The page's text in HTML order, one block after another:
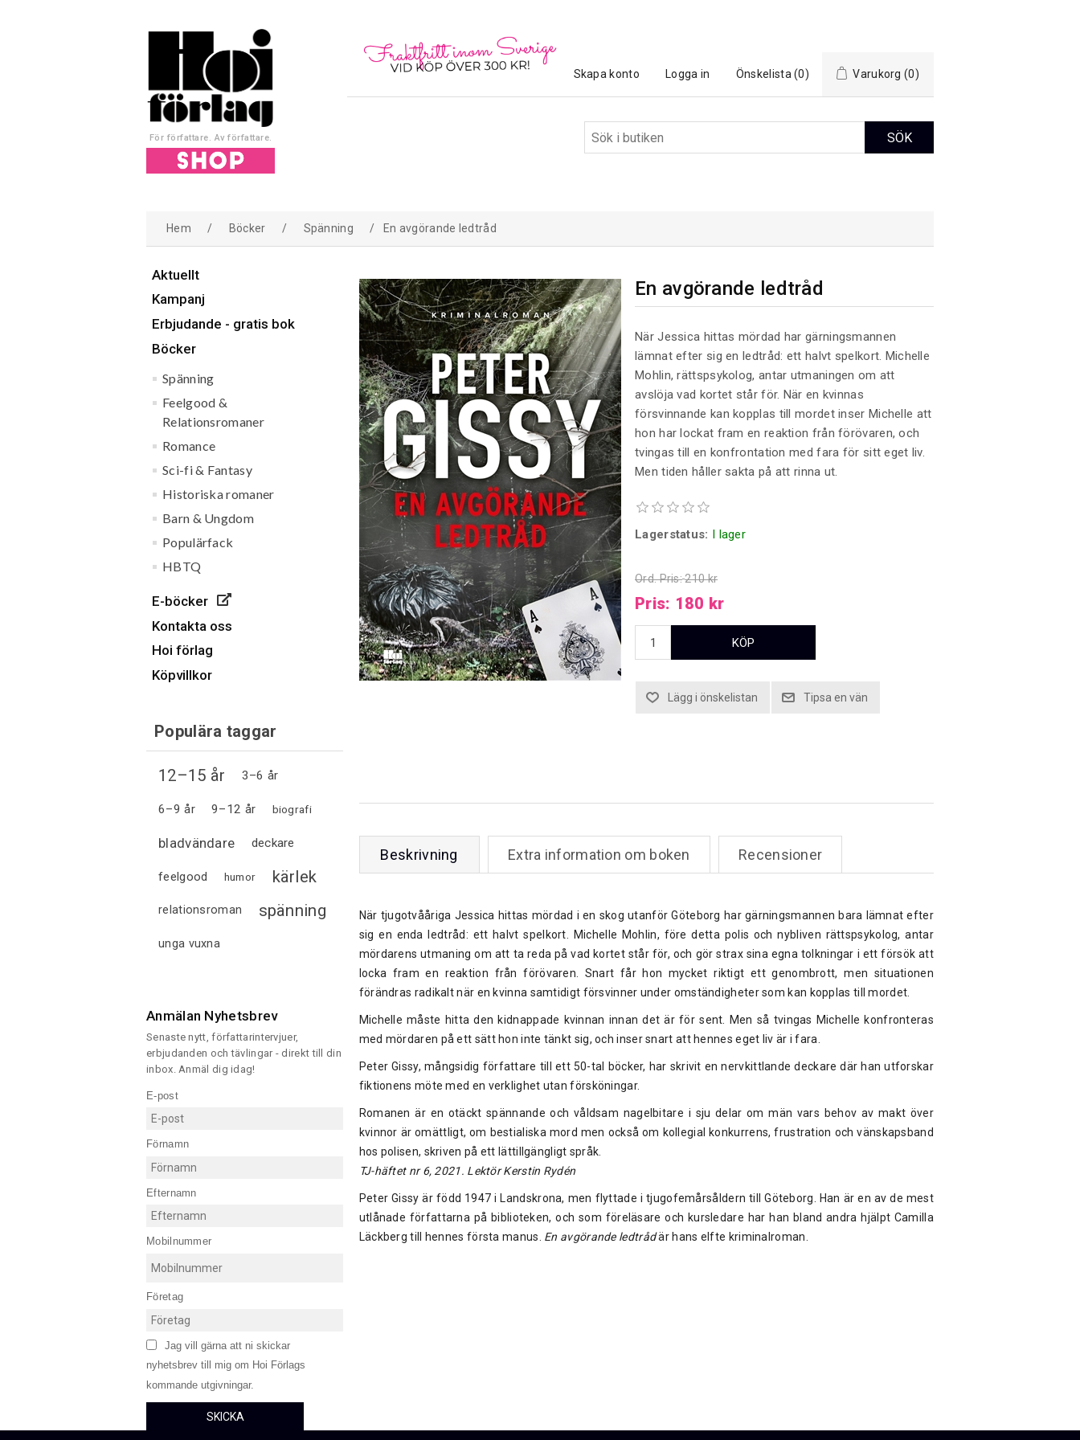
För författare. Av författare.
Skapa konto Logga in Önskelista (0) Varukorg (0)
Hem / Böcker / Spänning / En avgörande ledtråd
Aktuellt
Kampanj
Erbjudande - gratis bok
Böcker
Spänning
Feelgood &
Relationsromaner
Romance
Sci-fi & Fantasy
Historiska romaner
Barn & Ungdom
Populärfack
HBTQ
E-böcker
Kontakta oss
Hoi förlag
Köpvillkor
Populära taggar
12–15 år 3–6 år
6–9 år 9–12 år biografi
bladvändare deckare
feelgood humor kärlek
relationsroman spänning
unga vuxna
Anmälan Nyhetsbrev
Senaste nytt, författarintervjuer,
erbjudanden och tävlingar - direkt till din
inbox. Anmäl dig idag!
E-post
Förnamn
Efternamn
Mobilnummer
Företag
Jag vill gärna att ni skickar
nyhetsbrev till mig om Hoi Förlags
kommande utgivningar.
SKICKA
En avgörande ledtråd
När Jessica hittas mördad har gärningsmannen
lämnat efter sig en ledtråd: ett halvt spelkort. Michelle
Mohlin, rättspsykolog, antar utmaningen om att
avslöja vad kortet står för. När en kvinnas
försvinnande kan kopplas till mordet inser Michelle att
hon har lockat fram en reaktion från förövaren, och
tvingas till en konfrontation med fara för sitt eget liv.
Men tiden håller sakta på att rinna ut.
Lagerstatus: I lager
Ord. Pris: 210 kr
Pris: 180 kr
Beskrivning Extra information om boken Recensioner
När tjugotvååriga Jessica hittas mördad i en skog utanför Göteborg har gärningsmannen bara lämnat efter
sig en enda ledtråd: ett halvt spelkort. Michelle Mohlin, före detta polis och nybliven rättspsykolog, antar
mördarens utmaning om att ta reda på vad kortet står för, och gör strax sina egna tolkningar i ett försök att
locka fram en reaktion från förövaren. Snart får hon mycket riktigt ett genombrott, men situationen
förändras radikalt när en kvinna samtidigt försvinner under omständigheter som kan kopplas till mordet.
Michelle måste hitta den kidnappade kvinnan innan det är för sent. Men så tvingas Michelle konfronteras
med mördaren på ett sätt hon inte tänkt sig, och inser snart att hennes eget liv är i fara.
Peter Gissy, mångsidig författare till ett 50-tal böcker, har skrivit en nervkittlande deckare där han utforskar
fiktionens möte med en verklighet utan försköningar.
Romanen är en otäckt spännande och våldsam nagelbitare i sju delar om män vars behov av makt över
kvinnor är omättligt, om bestialiska mord men också om kollegial konkurrens, frustration och vänskapsband
hos polisen, skriven på ett lättillgängligt språk.
TJ-häftet nr 6, 2021. Lektör Kerstin Rydén
Peter Gissy är född 1947 i Landskrona, men flyttade i tjugofemårsåldern till Göteborg. Han är en av de mest
utlånade författarna på biblioteken, och som föreläsare och kursledare har han bland andra hjälpt Camilla
Läckberg till hennes första manus. En avgörande ledtrådär hans elfte kriminalroman.